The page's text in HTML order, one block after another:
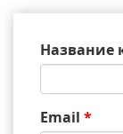
Название
Email *